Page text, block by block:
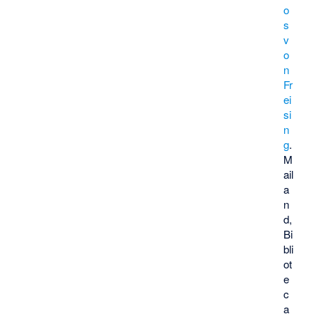
o
s
v
o
n
Fr
ei
si
n
g.
M
ail
a
n
d,
Bi
bli
ot
e
c
a